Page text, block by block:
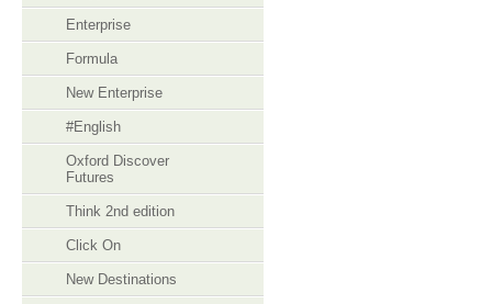
Enterprise
Formula
New Enterprise
#English
Oxford Discover
Futures
Think 2nd edition
Click On
New Destinations